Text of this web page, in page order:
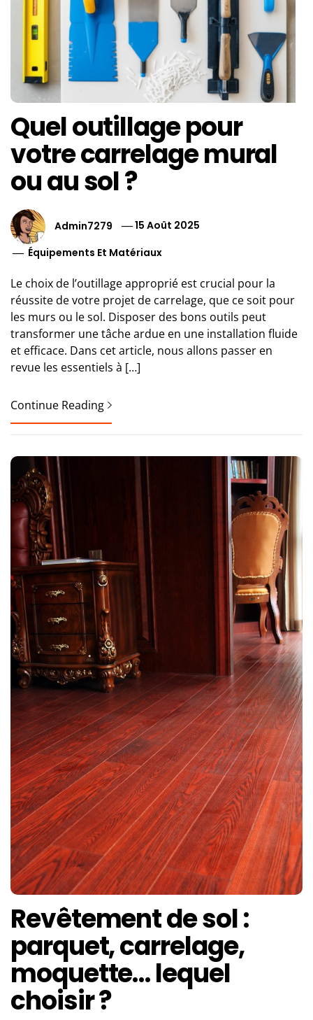
Quel outillage pour
votre carrelage mural
ou au sol ?
Admin7279
15 Août 2025
Équipements Et Matériaux
Le choix de l’outillage approprié est crucial pour la
réussite de votre projet de carrelage, que ce soit pour
les murs ou le sol. Disposer des bons outils peut
transformer une tâche ardue en une installation fluide
et efficace. Dans cet article, nous allons passer en
revue les essentiels à […]
Continue Reading
Revêtement de sol :
parquet, carrelage,
moquette… lequel
choisir ?